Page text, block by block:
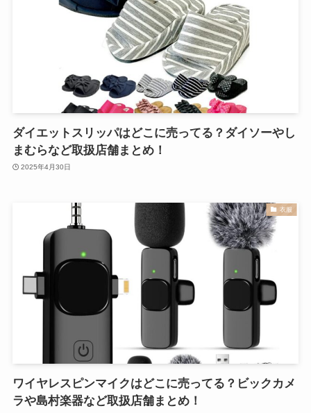
ダイエットスリッパはどこに売ってる？ダイソーやし
まむらなど取扱店舗まとめ！
2025年4月30日
衣服
ワイヤレスピンマイクはどこに売ってる？ビックカメ
ラや島村楽器など取扱店舗まとめ！